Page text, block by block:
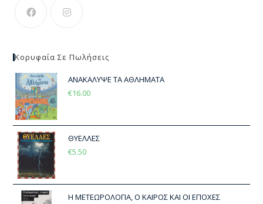
Κορυφαία Σε Πωλήσεις
ΑΝΑΚΑΛΥΨΕ ΤΑ ΑΘΛΗΜΑΤΑ
€16.00
ΘΥΕΛΛΕΣ
€5.50
Η ΜΕΤΕΩΡΟΛΟΓΙΑ, Ο ΚΑΙΡΟΣ ΚΑΙ ΟΙ ΕΠΟΧΕΣ